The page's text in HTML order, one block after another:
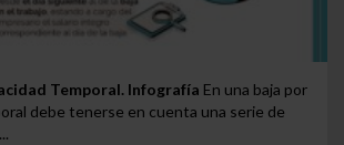
Temporal. Infografía En una baja por
debe tenerse en cuenta una serie de